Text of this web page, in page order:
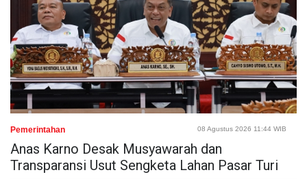
Pemerintahan 08 Agustus 2026 11:44 WIB
Anas Karno Desak Musyawarah dan
Transparansi Usut Sengketa Lahan Pasar Turi